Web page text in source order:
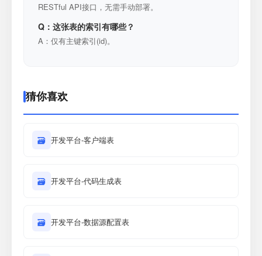
RESTful API接口，无需手动部署。
Q：这张表的索引有哪些？
A：仅有主键索引(id)。
猜你喜欢
🗃 开发平台-客户端表
🗃 开发平台-代码生成表
🗃 开发平台-数据源配置表